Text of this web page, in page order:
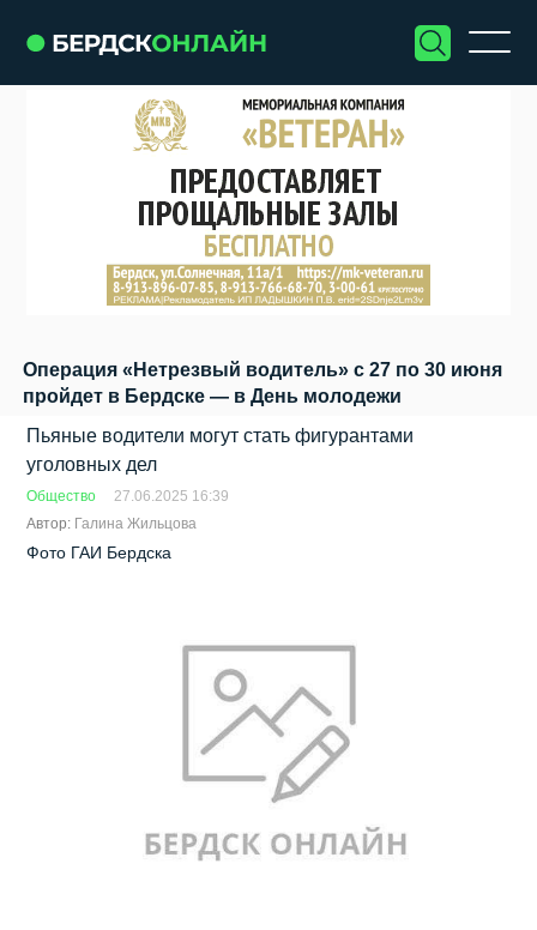
Операция «Нетрезвый водитель» с 27 по 30 июня
пройдет в Бердске — в День молодежи
Пьяные водители могут стать фигурантами
уголовных дел
Общество
27.06.2025 16:39
Автор: Галина Жильцова
Фото ГАИ Бердска